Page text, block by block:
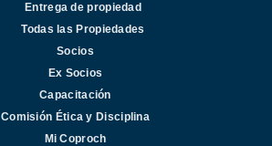
Entrega de propiedad
Todas las Propiedades
Socios
Ex Socios
Capacitación
Comisión Ética y Disciplina
Mi Coproch